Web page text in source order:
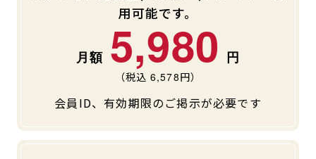
用可能です。
5,980
（税込 6,578円）
会員ID、有効期限のご掲示が必要です